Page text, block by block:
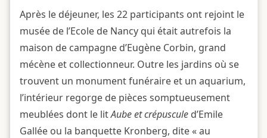
Après le déjeuner, les 22 participants ont rejoint le
musée de l’Ecole de Nancy qui était autrefois la
maison de campagne d’Eugène Corbin, grand
mécène et collectionneur. Outre les jardins où se
trouvent un monument funéraire et un aquarium,
l’intérieur regorge de pièces somptueusement
meublées dont le litAube et crépuscule d’Emile
Gallée ou la banquette Kronberg, dite « au